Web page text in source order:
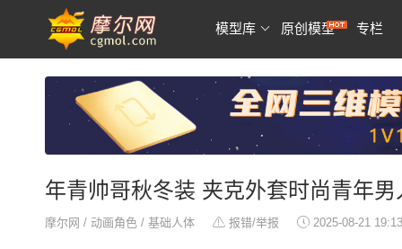
模型库 原创模型 专栏
年青帅哥秋冬装 夹克外套时尚青年男
摩尔网 / 动画角色 / 基础人体 报错/举报 2025-08-21 19:13